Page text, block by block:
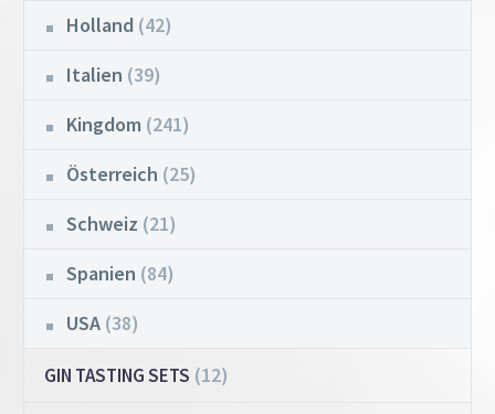
Holland (42)
Italien (39)
Kingdom (241)
Österreich (25)
Schweiz (21)
Spanien (84)
USA (38)
GIN TASTING SETS (12)